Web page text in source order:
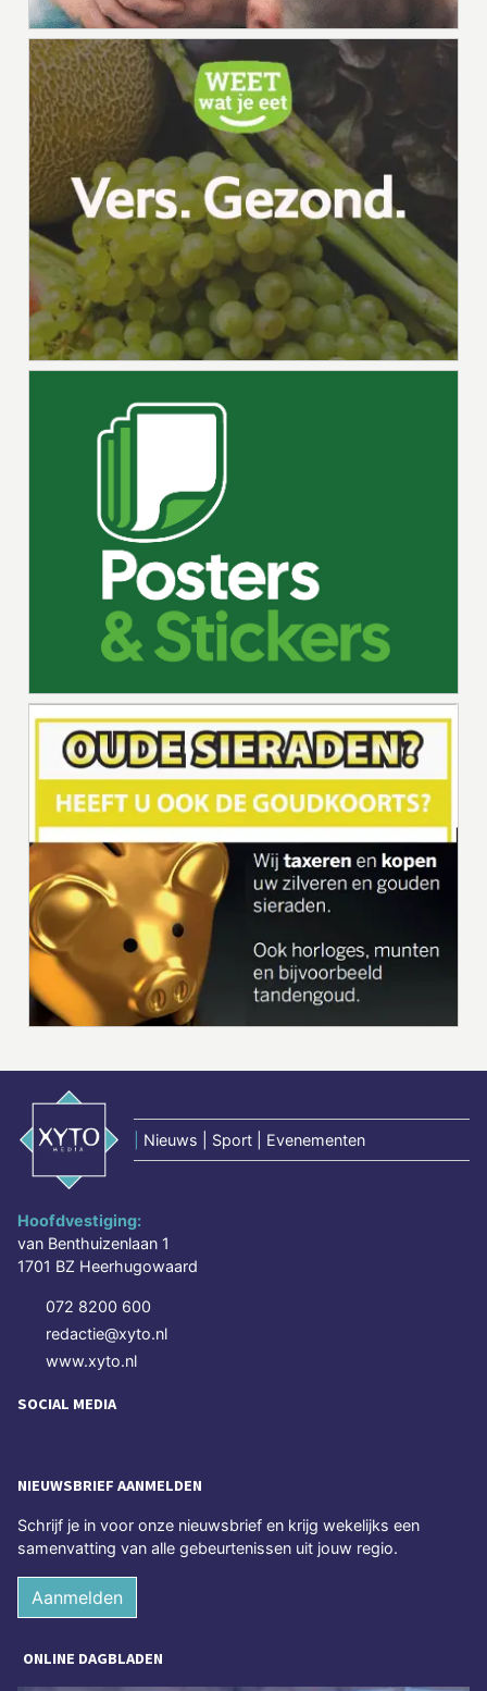
Nieuws | Sport | Evenementen
Hoofdvestiging:
van Benthuizenlaan 1
1701 BZ Heerhugowaard
072 8200 600
redactie@xyto.nl
www.xyto.nl
SOCIAL MEDIA
NIEUWSBRIEF AANMELDEN
Schrijf je in voor onze nieuwsbrief en krijg wekelijks een
samenvatting van alle gebeurtenissen uit jouw regio.
Aanmelden
ONLINE DAGBLADEN